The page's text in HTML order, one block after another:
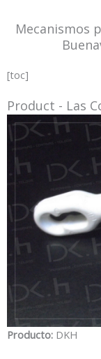
Mecanismos
[toc]
Product - Las
Producto: DKH